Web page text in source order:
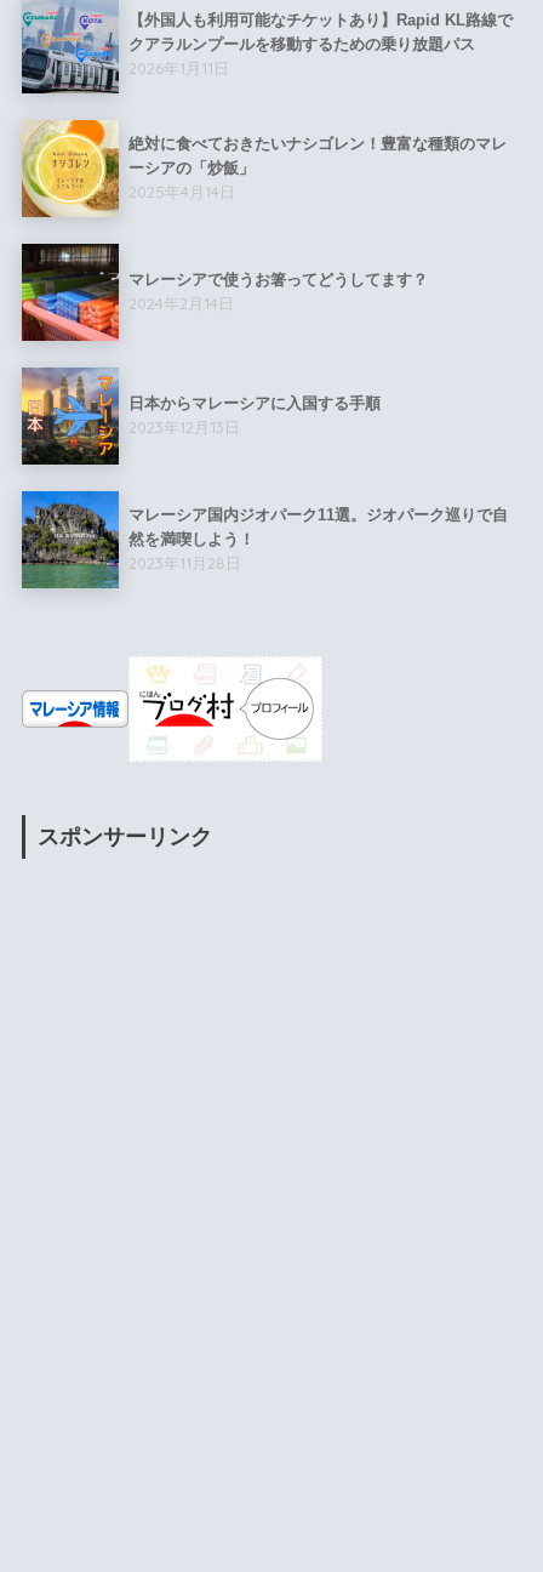
【外国人も利用可能なチケットあり】Rapid KL路線で
クアラルンプールを移動するための乗り放題パス
2026年1月11日
絶対に食べておきたいナシゴレン！豊富な種類のマレ
ーシアの「炒飯」
2025年4月14日
マレーシアで使うお箸ってどうしてます？
2024年2月14日
日本からマレーシアに入国する手順
2023年12月13日
マレーシア国内ジオパーク11選。ジオパーク巡りで自
然を満喫しよう！
2023年11月28日
スポンサーリンク